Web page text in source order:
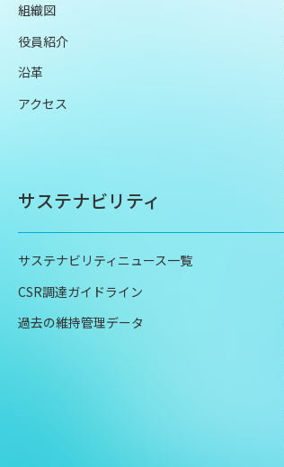
組織図
役員紹介
沿革
アクセス
サステナビリティ
サステナビリティニュース一覧
CSR調達ガイドライン
過去の維持管理データ